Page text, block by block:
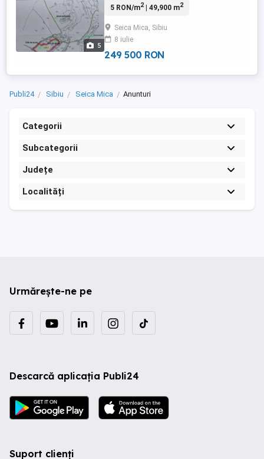
5
de folosință arabil. Număr tarla: 23.
2014 a fost finalizată, fără preemptori
interesați. Acces facil la teren, cu 2 căi de
acces, neîmprejmuit, ...
5 RON/m2| 49,900 m2
Seica Mica, Sibiu
8 iulie
249 500 RON
Publi24 Sibiu Seica Mica Anunturi
Categorii
Subcategorii
Județe
Localități
Urmărește-ne pe
Descarcă aplicația Publi24
Suport clienți